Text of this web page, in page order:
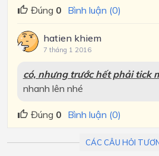
Đúng 0 Bình luận (0)
hatien khiem
7 tháng 1 2016
có, nhưng trước hết phải tick
nhanh lên nhé
Đúng 0 Bình luận (0)
CÁC CÂU HỎI